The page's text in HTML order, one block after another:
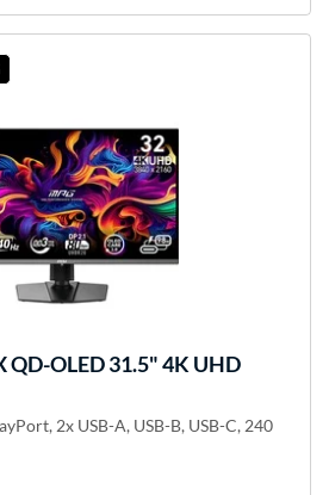
QD-OLED 31.5" 4K UHD
2x USB-A, USB-B, USB-C, 240